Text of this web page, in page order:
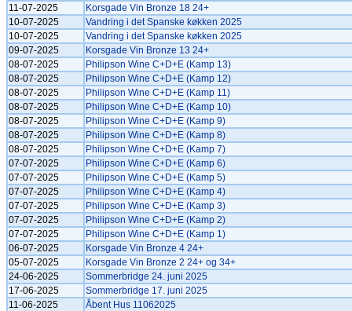
11-07-2025
Korsgade Vin Bronze 18 24+
10-07-2025
Vandring i det Spanske køkken 2025
10-07-2025
Vandring i det Spanske køkken 2025
09-07-2025
Korsgade Vin Bronze 13 24+
08-07-2025
Philipson Wine C+D+E (Kamp 13)
08-07-2025
Philipson Wine C+D+E (Kamp 12)
08-07-2025
Philipson Wine C+D+E (Kamp 11)
08-07-2025
Philipson Wine C+D+E (Kamp 10)
08-07-2025
Philipson Wine C+D+E (Kamp 9)
08-07-2025
Philipson Wine C+D+E (Kamp 8)
08-07-2025
Philipson Wine C+D+E (Kamp 7)
07-07-2025
Philipson Wine C+D+E (Kamp 6)
07-07-2025
Philipson Wine C+D+E (Kamp 5)
07-07-2025
Philipson Wine C+D+E (Kamp 4)
07-07-2025
Philipson Wine C+D+E (Kamp 3)
07-07-2025
Philipson Wine C+D+E (Kamp 2)
07-07-2025
Philipson Wine C+D+E (Kamp 1)
06-07-2025
Korsgade Vin Bronze 4 24+
05-07-2025
Korsgade Vin Bronze 2 24+ og 34+
24-06-2025
Sommerbridge 24. juni 2025
17-06-2025
Sommerbridge 17. juni 2025
11-06-2025
Åbent Hus 11062025